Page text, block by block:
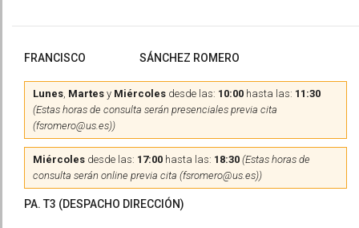
FRANCISCO SÁNCHEZ ROMERO
Lunes, Martes y Miércoles desde las: 10:00 hasta las: 11:30
(Estas horas de consulta serán presenciales previa cita
(fsromero@us.es))
Miércoles desde las: 17:00 hasta las: 18:30 (Estas horas de
consulta serán online previa cita (fsromero@us.es))
PA. T3 (DESPACHO DIRECCIÓN)